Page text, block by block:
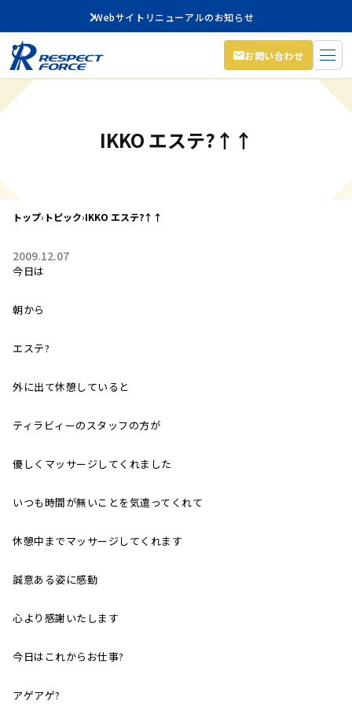
Webサイトリニューアルのお知らせ
お問い合わせ
IKKO エステ?↑↑
トップ› トピック›IKKO エステ?↑↑
2009.12.07
今日は
朝から
エステ?
外に出て休憩していると
ティラビィーのスタッフの方が
優しくマッサージしてくれました
いつも時間が無いことを気遣ってくれて
休憩中までマッサージしてくれます
誠意ある姿に感動
心より感謝いたします
今日はこれからお仕事?
アゲアゲ?